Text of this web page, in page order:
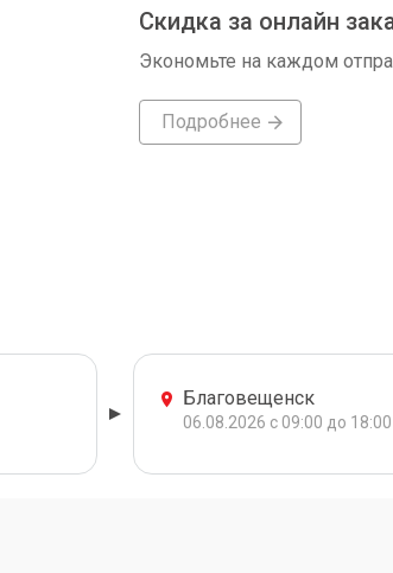
Скидка за онлайн
Экономьте на каждом
Подробнее
Благовещенск
06.08.2026 с 09:00 до 18:00